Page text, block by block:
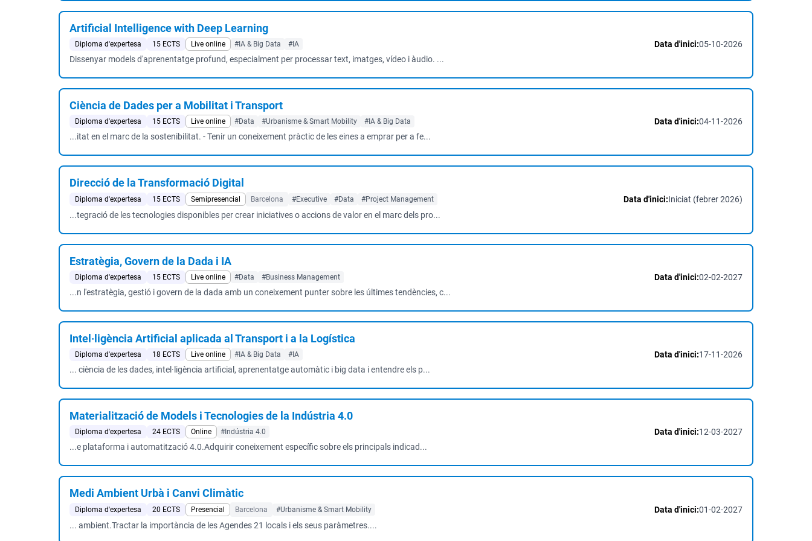
Artificial Intelligence with Deep Learning
Diploma d'expertesa 15 ECTS Live online #IA & Big Data #IA Data d'inici:05-10-2026
Dissenyar models d'aprenentatge profund, especialment per processar text, imatges, vídeo i àudio. ...
Ciència de Dades per a Mobilitat i Transport
Diploma d'expertesa 15 ECTS Live online #Data #Urbanisme & Smart Mobility #IA & Big Data Data d'inici:04-11-2026
...itat en el marc de la sostenibilitat. - Tenir un coneixement pràctic de les eines a emprar per a fe...
Direcció de la Transformació Digital
Diploma d'expertesa 15 ECTS Semipresencial Barcelona #Executive #Data #Project Management Data d'inici:Iniciat (febrer 2026)
...tegració de les tecnologies disponibles per crear iniciatives o accions de valor en el marc dels pro...
Estratègia, Govern de la Dada i IA
Diploma d'expertesa 15 ECTS Live online #Data #Business Management Data d'inici:02-02-2027
...n l'estratègia, gestió i govern de la dada amb un coneixement punter sobre les últimes tendències, c...
Intel·ligència Artificial aplicada al Transport i a la Logística
Diploma d'expertesa 18 ECTS Live online #IA & Big Data #IA Data d'inici:17-11-2026
... ciència de les dades, intel·ligència artificial, aprenentatge automàtic i big data i entendre els p...
Materialització de Models i Tecnologies de la Indústria 4.0
Diploma d'expertesa 24 ECTS Online #Indústria 4.0 Data d'inici:12-03-2027
...e plataforma i automatització 4.0.Adquirir coneixement específic sobre els principals indicad...
Medi Ambient Urbà i Canvi Climàtic
Diploma d'expertesa 20 ECTS Presencial Barcelona #Urbanisme & Smart Mobility Data d'inici:01-02-2027
... ambient.Tractar la importància de les Agendes 21 locals i els seus paràmetres....